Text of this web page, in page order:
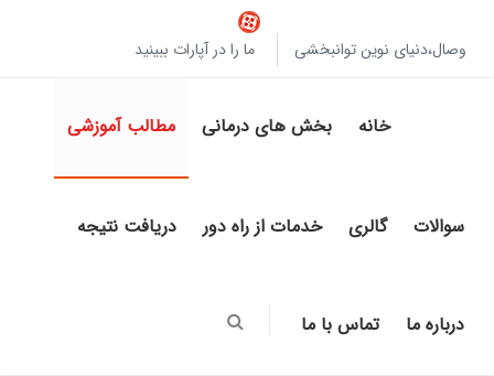
وصال،دنیای نوین توانبخشی ما را در آپارات ببینید
خانه بخش های درمانی مطالب آموزشی
سوالات گالری خدمات از راه دور دریافت نتیجه
درباره ما تماس با ما